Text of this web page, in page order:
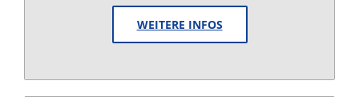
WEITERE INFOS